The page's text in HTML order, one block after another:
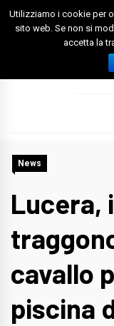
Skip
Foggia
News
Lucera,
cavallo
piscina
Utilizziamo i cookie per
sito web. Se non si
accetta la